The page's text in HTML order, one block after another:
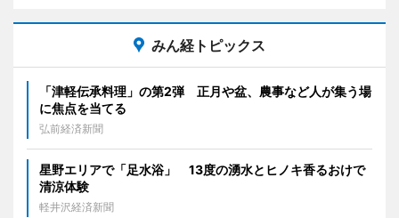
みん経トピックス
「津軽伝承料理」の第2弾 正月や盆、農事など人が集う場
に焦点を当てる
弘前経済新聞
星野エリアで「足水浴」 13度の湧水とヒノキ香るおけで
清涼体験
軽井沢経済新聞